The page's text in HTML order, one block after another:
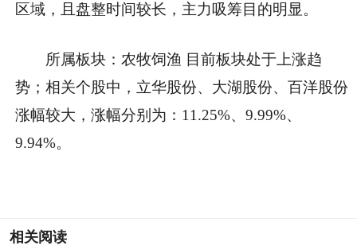
区域，且盘整时间较长，主力吸筹目的明显。
所属板块：农牧饲渔 目前板块处于上涨趋
势；相关个股中，立华股份、大湖股份、百洋股份
涨幅较大，涨幅分别为：11.25%、9.99%、
9.94%。
相关阅读